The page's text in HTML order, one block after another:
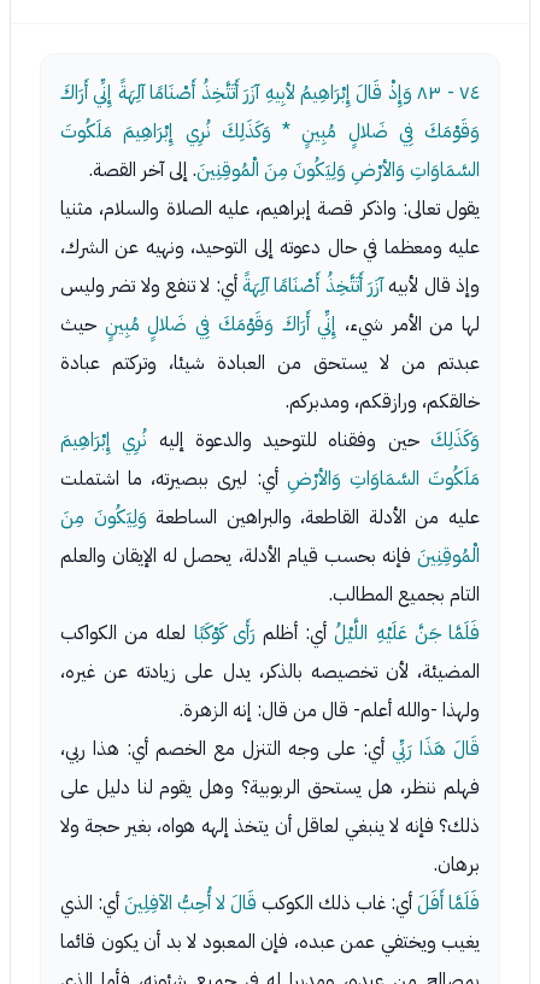
٧٤ - ٨٣
وَإِذْ قَالَ إِبْرَاهِيمُ لأبِيهِ آزَرَ أَتَتَّخِذُ أَصْنَامًا آلِهَةً إِنِّي أَرَاكَ
وَقَوْمَكَ فِي ضَلالٍ مُبِينٍ * وَكَذَلِكَ نُرِي إِبْرَاهِيمَ مَلَكُوتَ
السَّمَاوَاتِ وَالأرْضِ وَلِيَكُونَ مِنَ الْمُوقِنِينَ. إلى آخر القصة.
يقول تعالى: واذكر قصة إبراهيم، عليه الصلاة والسلام، مثنيا
عليه ومعظما في حال دعوته إلى التوحيد، ونهيه عن الشرك،
وإذ قال لأبيهآزَرَ أَتَتَّخِذُ أَصْنَامًا آلِهَةً أي: لا تنفع ولا تضر وليس
لها من الأمر شيء، إِنِّي أَرَاكَ وَقَوْمَكَ فِي ضَلالٍ مُبِينٍ حيث
عبدتم من لا يستحق من العبادة شيئا، وتركتم عبادة
خالقكم، ورازقكم، ومدبركم.
وَكَذَلِكَحين وفقناه للتوحيد والدعوة إليه نُرِي إِبْرَاهِيمَ
مَلَكُوتَ السَّمَاوَاتِ وَالأرْضِ أي: ليرى ببصيرته، ما اشتملت
عليه من الأدلة القاطعة، والبراهين الساطعة وَلِيَكُونَ مِنَ
الْمُوقِنِينَ فإنه بحسب قيام الأدلة، يحصل له الإيقان والعلم
التام بجميع المطالب.
فَلَمَّا جَنَّ عَلَيْهِ اللَّيْلُأي: أظلم رَأَى كَوْكَبًا لعله من الكواكب
المضيئة، لأن تخصيصه بالذكر، يدل على زيادته عن غيره،
ولهذا -والله أعلم- قال من قال: إنه الزهرة.
قَالَ هَذَا رَبِّي أي: على وجه التنزل مع الخصم أي: هذا ربي،
فهلم ننظر، هل يستحق الربوبية؟ وهل يقوم لنا دليل على
ذلك؟ فإنه لا ينبغي لعاقل أن يتخذ إلهه هواه، بغير حجة ولا
برهان.
فَلَمَّا أَفَلَأي: غاب ذلك الكوكب قَالَ لا أُحِبُّ الآفِلِينَأي: الذي
يغيب ويختفي عمن عبده، فإن المعبود لا بد أن يكون قائما